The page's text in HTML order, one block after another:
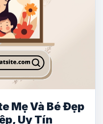
Mẹ Và Bé Đẹp
Uy Tín